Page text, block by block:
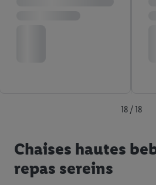
18 / 18
Chaises hautes
repas sereins